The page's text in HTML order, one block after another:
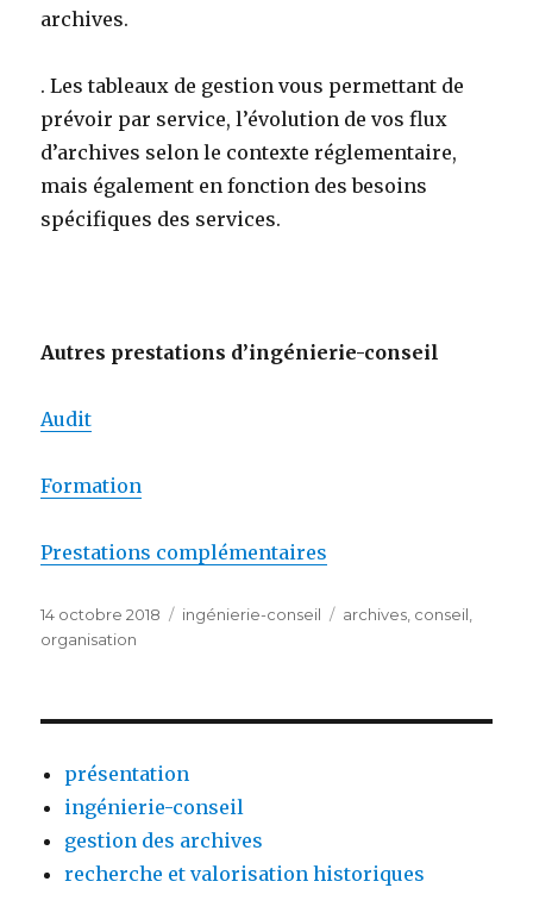
archives.
. Les tableaux de gestion vous permettant de
prévoir par service, l’évolution de vos flux
d’archives selon le contexte réglementaire,
mais également en fonction des besoins
spécifiques des services.
Autres prestations d’ingénierie-conseil
Audit
Formation
Prestations complémentaires
Publié
le
14 octobre 2018 Catégories
ingénierie-conseil Étiquettes
archives, conseil,
organisation
présentation
ingénierie-conseil
gestion des archives
recherche et valorisation historiques